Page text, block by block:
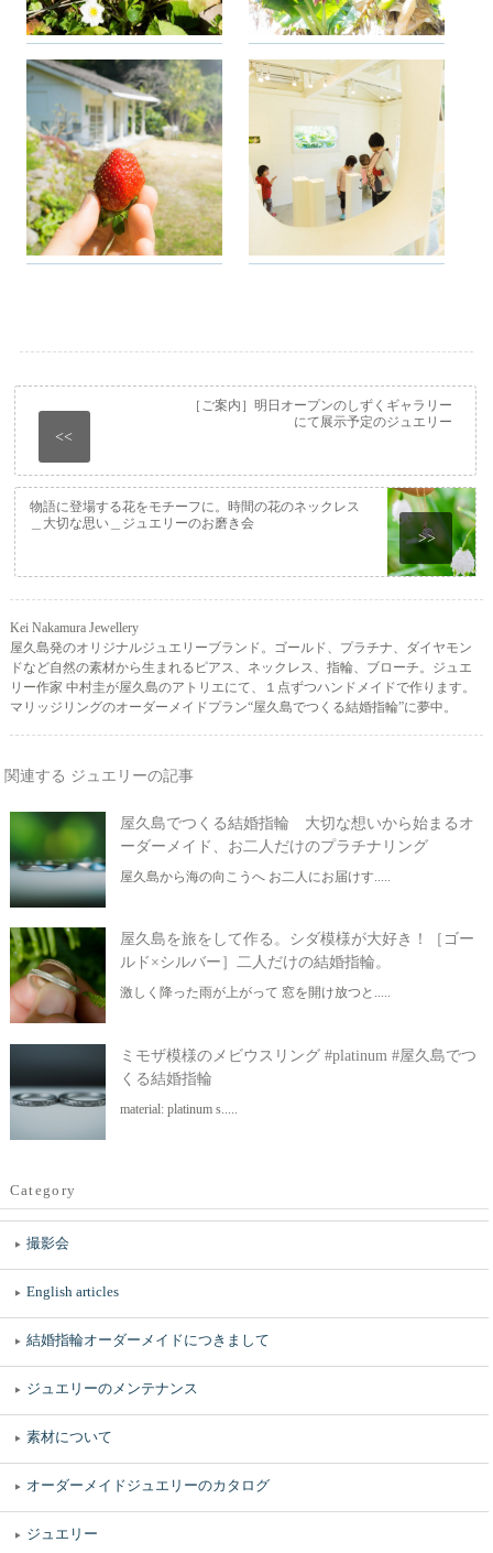
<<
［ご案内］明日オープンのしずくギャラリー
にて展示予定のジュエリー
>>
物語に登場する花をモチーフに。時間の花のネックレス
＿大切な思い＿ジュエリーのお磨き会
Kei Nakamura Jewellery
屋久島発のオリジナルジュエリーブランド。ゴールド、プラチナ、ダイヤモン
ドなど自然の素材から生まれるピアス、ネックレス、指輪、ブローチ。ジュエ
リー作家 中村圭が屋久島のアトリエにて、１点ずつハンドメイドで作ります。
マリッジリングのオーダーメイドプラン“屋久島でつくる結婚指輪”に夢中。
関連する ジュエリーの記事
屋久島でつくる結婚指輪 大切な想いから始まるオ
ーダーメイド、お二人だけのプラチナリング
屋久島から海の向こうへ お二人にお届けす.....
屋久島を旅をして作る。シダ模様が大好き！［ゴー
ルド×シルバー］二人だけの結婚指輪。
激しく降った雨が上がって 窓を開け放つと.....
ミモザ模様のメビウスリング #platinum #屋久島でつ
くる結婚指輪
material: platinum s.....
Category
撮影会
English articles
結婚指輪オーダーメイドにつきまして
ジュエリーのメンテナンス
素材について
オーダーメイドジュエリーのカタログ
ジュエリー